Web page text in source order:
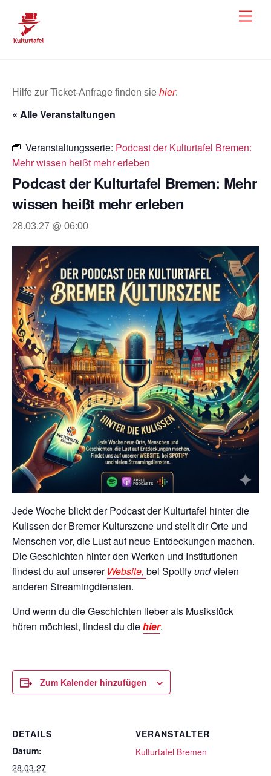
content
Hilfe zur Ticket-Anfrage finden sie hier:
« Alle Veranstaltungen
Veranstaltungsserie: Podcast der Kulturtafel Bremen:
Mehr wissen heißt mehr erleben
Podcast der Kulturtafel Bremen: Mehr
wissen heißt mehr erleben
28.03.27 @ 06:00
Jede Woche blickt der Podcast der Kulturtafel hinter die
Kulissen der Bremer Kulturszene und stellt dir Orte und
Menschen vor, die Lust auf neue Entdeckungen machen.
Die Geschichten hinter den Werken und Institutionen
findest du auf unserer Website, bei Spotifyundvielen
anderen Streamingdiensten.
Und wenn du die Geschichten lieber als Musikstück
hören möchtest, findest du diehier.
Zum Kalender hinzufügen
DETAILS
Datum:
28.03.27
VERANSTALTER
Kulturtafel Bremen